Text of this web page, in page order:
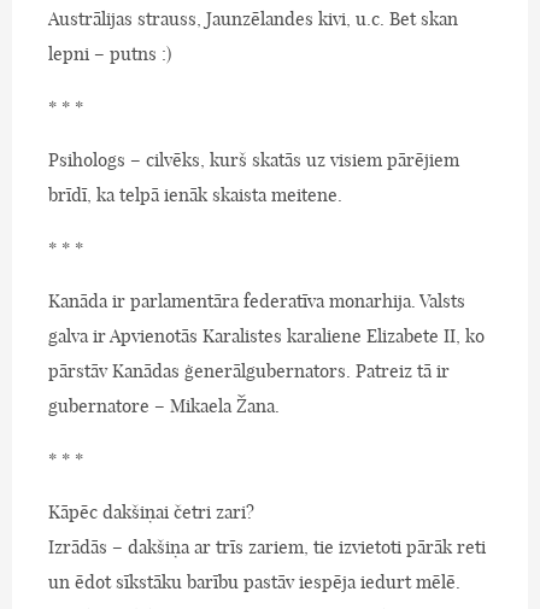
Austrālijas strauss, Jaunzēlandes kivi, u.c. Bet skan
lepni – putns :)
* * *
Psihologs – cilvēks, kurš skatās uz visiem pārējiem
brīdī, ka telpā ienāk skaista meitene.
* * *
Kanāda ir parlamentāra federatīva monarhija. Valsts
galva ir Apvienotās Karalistes karaliene Elizabete II, ko
pārstāv Kanādas ģenerālgubernators. Patreiz tā ir
gubernatore – Mikaela Žana.
* * *
Kāpēc dakšiņai četri zari?
Izrādās – dakšiņa ar trīs zariem, tie izvietoti pārāk reti
un ēdot sīkstāku barību pastāv iespēja iedurt mēlē.